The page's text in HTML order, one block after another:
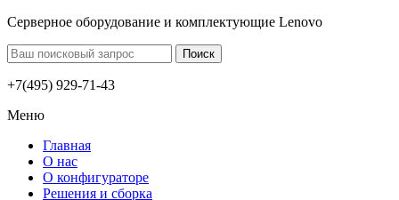
Серверное оборудование и комплектующие Lenovo
+7(495) 929-71-43
Меню
Главная
О нас
О конфигураторе
Решения и сборка